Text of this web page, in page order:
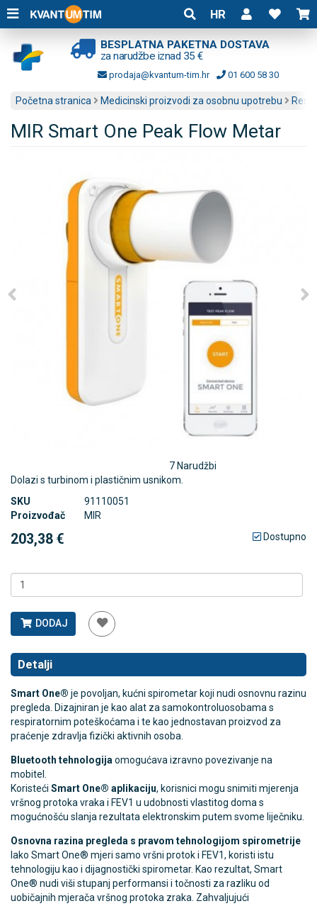
HR
BESPLATNA PAKETNA DOSTAVA
za narudžbe iznad 35 €
prodaja@kvantum-tim.hr 01 600 58 30
Početna stranica Medicinski proizvodi za osobnu upotrebu
MIR Smart One Peak Flow Metar
7 Narudžbi
Dolazi s turbinom i plastičnim usnikom.
SKU
91110051
Proizvođač
MIR
203,38 € Dostupno
DODAJ
Detalji
Smart One® je povoljan, kućni spirometar koji nudi osnovnu razinu
pregleda. Dizajniran je kao alat za samokontroluosobama s
respiratornim poteškoćama i te kao jednostavan proizvod za
praćenje zdravlja fizički aktivnih osoba.
Bluetooth tehnologijaomogućava izravno povezivanje na
mobitel.
Koristeći Smart One® aplikaciju, korisnici mogu snimiti mjerenja
vršnog protoka vraka i FEV1 u udobnosti vlastitog doma s
mogućnošću slanja rezultata elektronskim putem svome liječniku.
Osnovna razina pregleda s pravom tehnologijom spirometrije
Iako Smart One® mjeri samo vršni protok i FEV1, koristi istu
tehnologiju kao i dijagnostički spirometar. Kao rezultat, Smart
One® nudi viši stupanj performansi i točnosti za razliku od
uobičajnih mjerača vršnog protoka zraka. Zahvaljujući